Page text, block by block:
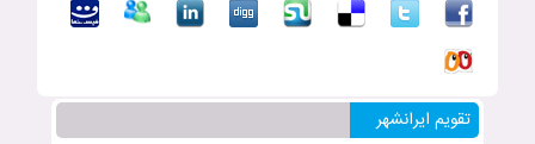
تقویم ایرانشهر